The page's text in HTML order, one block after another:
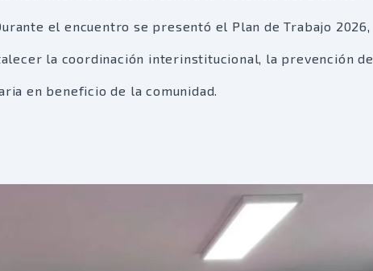
el encuentro se presentó el Plan de Trabajo 2026,
la coordinación interinstitucional, la prevención de
en beneficio de la comunidad.